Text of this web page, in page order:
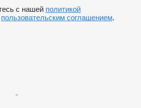
с нашей политикой
пользовательским соглашением.